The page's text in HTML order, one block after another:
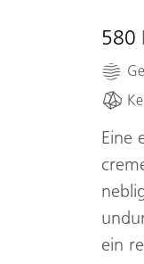
580
Eine
ein